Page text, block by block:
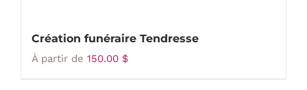
Création funéraire Tendresse
À partir de 150.00 $